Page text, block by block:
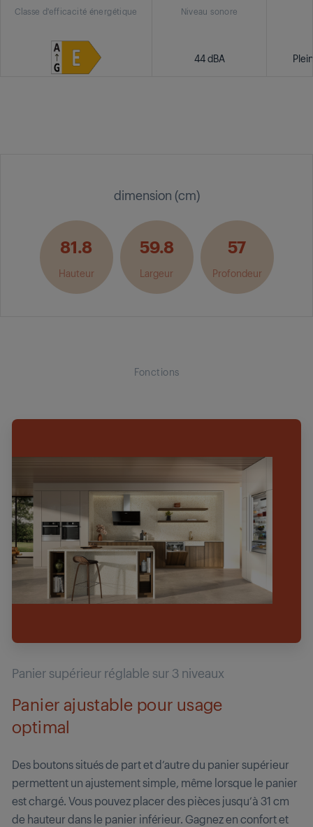
Classe d'efficacité énergétique Niveau sonore
44 dBA
dimension (cm)
81.8
Hauteur
59.8
Largeur
57
Profondeur
Fonctions
Panier supérieur réglable sur 3 niveaux
Panier ajustable pour usage
optimal
Des boutons situés de part et d’autre du panier supérieur
permettent un ajustement simple, même lorsque le panier
est chargé. Vous pouvez placer des pièces jusqu’à 31 cm
de hauteur dans le panier inférieur. Gagnez en confort et